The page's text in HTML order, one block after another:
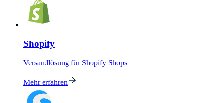
Shopify
Versandlösung für Shopify Shops
Mehr erfahren